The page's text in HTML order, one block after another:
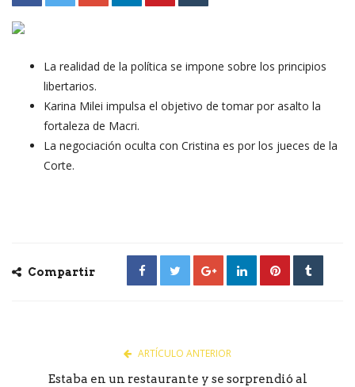
La realidad de la política se impone sobre los principios
libertarios.
Karina Milei impulsa el objetivo de tomar por asalto la
fortaleza de Macri.
La negociación oculta con Cristina es por los jueces de la
Corte.
Compartir
ARTÍCULO ANTERIOR
Estaba en un restaurante y se sorprendió al